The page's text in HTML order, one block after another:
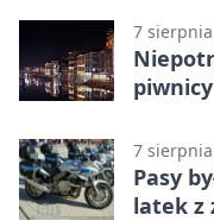
7
7
Pasy
latek z